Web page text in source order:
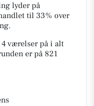
lyder på
til 33% over
værelser på i alt
er på 821